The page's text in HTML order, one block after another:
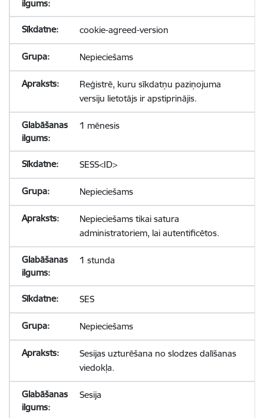
cookie-agreed-version
Nepieciešams
Reģistrē, kuru sīkdatņu paziņojuma
versiju lietotājs ir apstiprinājis.
1 mēnesis
SESS<ID>
Nepieciešams
Nepieciešams tikai satura
administratoriem, lai autentificētos.
1 stunda
SES
Nepieciešams
Sesijas uzturēšana no slodzes dalīšanas
viedokļa.
Sesija